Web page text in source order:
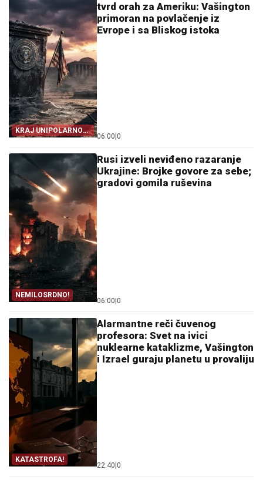
KRAJ UNIPOLARNOG
SVETA!
tvrd orah za Ameriku: Vašington
primoran na povlačenje iz
Evrope i sa Bliskog istoka
06:00 0
NEMILOSRDNO!
Rusi izveli neviđeno razaranje
Ukrajine: Brojke govore za sebe;
gradovi gomila ruševina
06:00 0
KATASTROFA!
Alarmantne reči čuvenog
profesora: Svet na ivici
nuklearne kataklizme, Vašington
i Izrael guraju planetu u provaliju
22:40 0